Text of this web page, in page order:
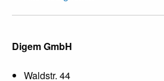
Digem GmbH
Waldstr. 44